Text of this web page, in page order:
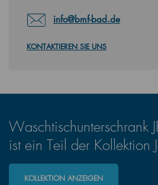
info@bmf-bad.de
KONTAKTIEREN SIE UNS
Waschtischunterschrank
ist ein Teil der Kollektion
KOLLEKTION ANZEIGEN